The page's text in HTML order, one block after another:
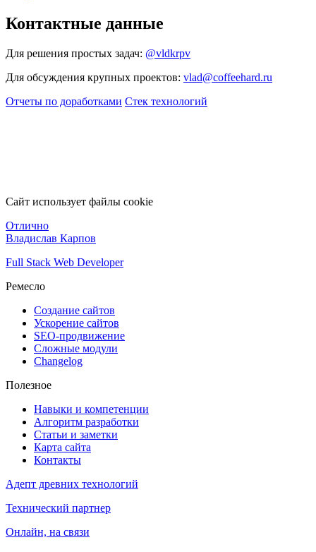
Контактные данные
Для решения простых задач: @vldkrpv
Для обсуждения крупных проектов: vlad@coffeehard.ru
Отчеты по доработками Стек технологий
Сайт использует файлы cookie
Отлично
Владислав Карпов
Full Stack Web Developer
Ремесло
Создание сайтов
Ускорение сайтов
SEO-продвижение
Сложные модули
Changelog
Полезное
Навыки и компетенции
Алгоритм разработки
Статьи и заметки
Карта сайта
Контакты
Адепт древних технологий
Технический партнер
Онлайн, на связи